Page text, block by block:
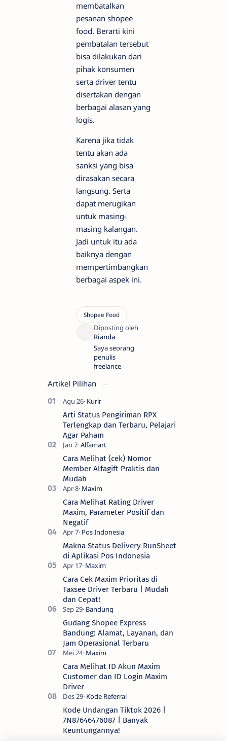
membatalkan
pesanan shopee
food. Berarti kini
pembatalan tersebut
bisa dilakukan dari
pihak konsumen
serta driver tentu
disertakan dengan
berbagai alasan yang
logis.
Karena jika tidak
tentu akan ada
sanksi yang bisa
dirasakan secara
langsung. Serta
dapat merugikan
untuk masing-
masing kalangan.
Jadi untuk itu ada
baiknya dengan
mempertimbangkan
berbagai aspek ini.
Saya seorang
penulis
freelance
Artikel Pilihan
Arti Status Pengiriman RPX
Terlengkap dan Terbaru, Pelajari
Agar Paham
Cara Melihat (cek) Nomor
Member Alfagift Praktis dan
Mudah
Cara Melihat Rating Driver
Maxim, Parameter Positif dan
Negatif
Makna Status Delivery RunSheet
di Aplikasi Pos Indonesia
Cara Cek Maxim Prioritas di
Taxsee Driver Terbaru | Mudah
dan Cepat!
Gudang Shopee Express
Bandung: Alamat, Layanan, dan
Jam Operasional Terbaru
Cara Melihat ID Akun Maxim
Customer dan ID Login Maxim
Driver
Kode Undangan Tiktok 2026 |
7N87646476087 | Banyak
Keuntungannya!